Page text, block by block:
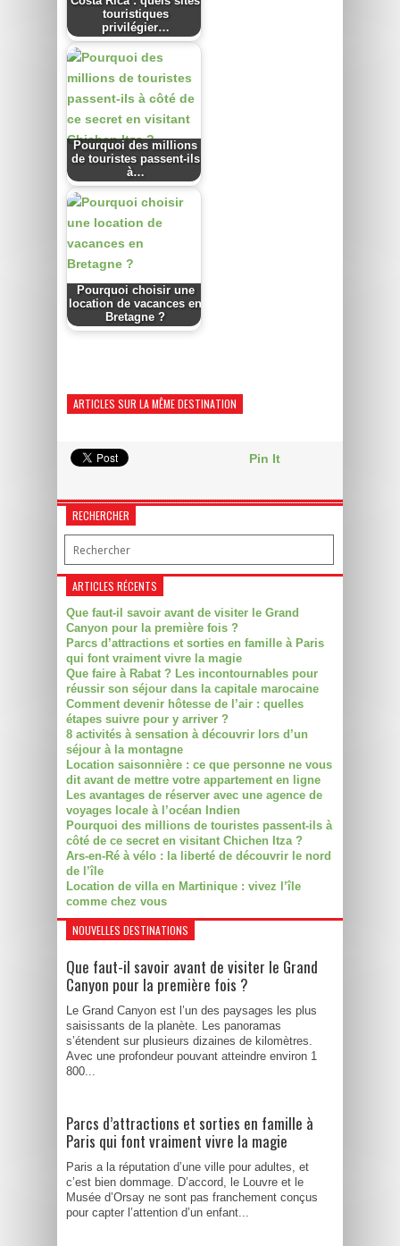
touristiques
privilégier…
Pourquoi des millions
de touristes passent-ils
à…
Pourquoi choisir une
location de vacances en
Bretagne ?
ARTICLES SUR LA MÊME DESTINATION
Pin It
RECHERCHER
ARTICLES RÉCENTS
Que faut-il savoir avant de visiter le Grand
Canyon pour la première fois ?
Parcs d’attractions et sorties en famille à Paris
qui font vraiment vivre la magie
Que faire à Rabat ? Les incontournables pour
réussir son séjour dans la capitale marocaine
Comment devenir hôtesse de l’air : quelles
étapes suivre pour y arriver ?
8 activités à sensation à découvrir lors d’un
séjour à la montagne
Location saisonnière : ce que personne ne vous
dit avant de mettre votre appartement en ligne
Les avantages de réserver avec une agence de
voyages locale à l’océan Indien
Pourquoi des millions de touristes passent-ils à
côté de ce secret en visitant Chichen Itza ?
Ars-en-Ré à vélo : la liberté de découvrir le nord
de l’île
Location de villa en Martinique : vivez l’île
comme chez vous
NOUVELLES DESTINATIONS
Que faut-il savoir avant de visiter le Grand
Canyon pour la première fois ?
Le Grand Canyon est l’un des paysages les plus
saisissants de la planète. Les panoramas
s’étendent sur plusieurs dizaines de kilomètres.
Avec une profondeur pouvant atteindre environ 1
800...
Parcs d’attractions et sorties en famille à
Paris qui font vraiment vivre la magie
Paris a la réputation d’une ville pour adultes, et
c’est bien dommage. D’accord, le Louvre et le
Musée d’Orsay ne sont pas franchement conçus
pour capter l’attention d’un enfant...